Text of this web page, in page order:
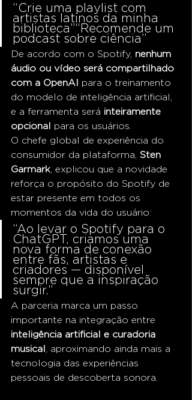
“Crie uma playlist com
artistas latinos da minha
biblioteca”“Recomende um
podcast sobre ciência”
De acordo com o Spotify, nenhum
áudio ou vídeo será compartilhado
com a OpenAI para o treinamento
do modelo de inteligência artificial,
e a ferramenta será inteiramente
opcional para os usuários.
O chefe global de experiência do
consumidor da plataforma, Sten
Garmark , explicou que a novidade
reforça o propósito do Spotify de
estar presente em todos os
momentos da vida do usuário:
“Ao levar o Spotify para o
ChatGPT, criamos uma
nova forma de conexão
entre fãs, artistas e
criadores — disponível
sempre que a inspiração
surgir.”
A parceria marca um passo
importante na integração entre
inteligência artificial e curadoria
musical , aproximando ainda mais a
tecnologia das experiências
pessoais de descoberta sonora.